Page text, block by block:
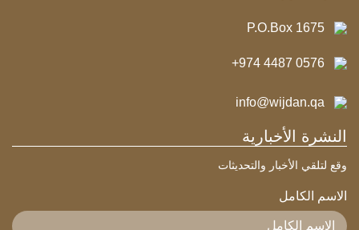
P.O.Box 1675
+974 4487 0576
info@wijdan.qa
النشرة الأخبارية
وقع لتلقي الأخبار والتحديثات
الاسم الكامل